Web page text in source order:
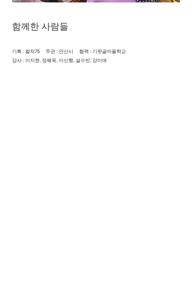
​함께한 사람들
기획 : 컬처75 주관 : 안산시 협력 : 기왓골마을학교
​강사 : 이지현, 정혜욱, 이신행, 설수빈, 강미애